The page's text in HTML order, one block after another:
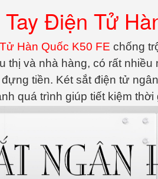
Điện Tử
Hàn Quốc K50 FE chống
thị và nhà hàng, có rất
tiền. Két sắt điện tử
quá trình giúp tiết kiệm